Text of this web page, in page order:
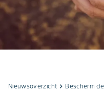
Nieuwsoverzicht keyboard_arrow_right Bescherm